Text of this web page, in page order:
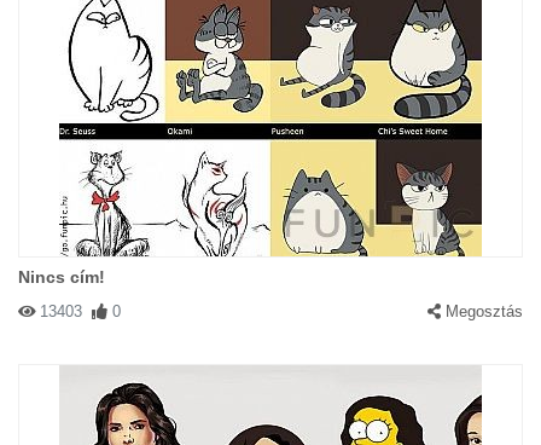
Nincs cím!
13403 0 Megosztás